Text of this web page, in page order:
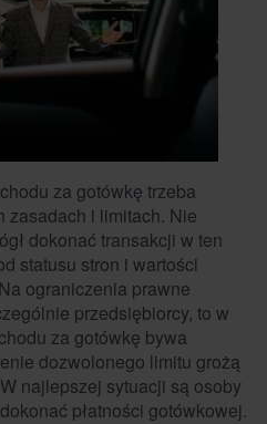
za gotówkę trzeba
zasadach i limitach. Nie
dokonać transakcji w ten
statusu stron i wartości
ograniczenia prawne
przedsiębiorcy, to w
za gotówkę bywa
dozwolonego limitu grożą
najlepszej sytuacji są osoby
płatności gotówkowej.